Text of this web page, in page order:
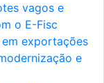
vagos e
o E-Fisc
exportações
e